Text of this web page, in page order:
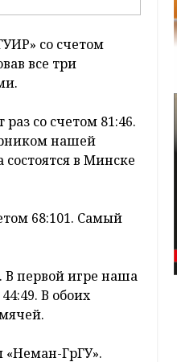
со счетом
все три
со счетом 81:46.
нашей
в Минске
68:101. Самый
В первой игре наша
В обоих
ГрГУ».